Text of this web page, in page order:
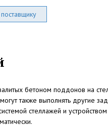
бетоном поддонов на
также выполнять другие
стеллажей и